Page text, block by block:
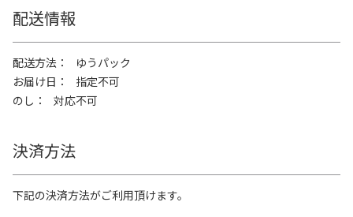
配送情報
配送方法
ゆうパック
お届け日
指定不可
のし
対応不可
決済方法
下記の決済方法がご利用頂けます。